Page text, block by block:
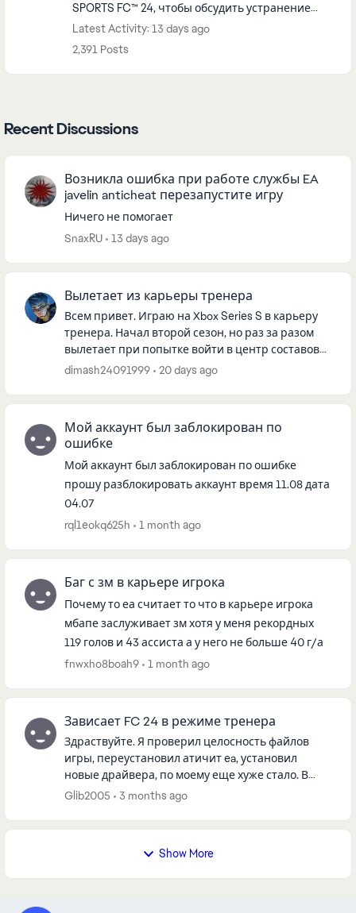
SPORTS FC™ 24, чтобы обсудить устранение
неполадок.
Latest Activity: 13 days ago
2,391 Posts
Recent Discussions
Возникла ошибка при работе службы EA
javelin anticheat перезапустите игру
Ничего не помогает
SnaxRU
13 days ago
Вылетает из карьеры тренера
Всем привет. Играю на Xbox Series S в карьеру
тренера. Начал второй сезон, но раз за разом
вылетает при попытке войти в центр составов
или сделать трансферы. Как решить эту
dimash24091999 20 days ago
Мой аккаунт был заблокирован по
ошибке
Мой аккаунт был заблокирован по ошибке
прошу разблокировать аккаунт время 11.08 дата
04.07
rql1eokq625h
1 month ago
Баг с зм в карьере игрока
Почему то еа считает то что в карьере игрока
мбапе заслуживает зм хотя у меня рекордных
119 голов и 43 ассиста а у него не больше 40 г/а
fnwxho8boah9
1 month ago
Зависает FC 24 в режиме тренера
Здраствуйте. Я проверил целосность файлов
игры, переустановил атичит ea, установил
новые драйвера, по моему еще хуже стало. В
настройках игры все понизел до этого у меня
Glib2005 3 months ago
Show More